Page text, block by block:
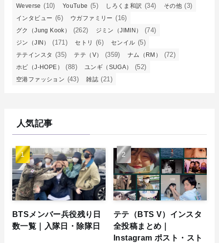
Weverse (10) YouTube (5) しろくま和訳 (34) その他 (3)
インタビュー (6) ウガファミリー (16)
グク（Jung Kook） (262) ジミン（JIMIN） (74)
ジン（JIN） (171) セトリ (6) センイル (5)
テテインスタ (35) テテ（V） (359) ナム（RM） (72)
ホビ（J-HOPE） (88) ユンギ（SUGA） (52)
空港ファッション (43) 雑誌 (21)
人気記事
BTSメンバー兵役残り日
数一覧｜入隊日・除隊日
テテ（BTS V）インスタ
全投稿まとめ｜
Instagram ポスト・スト